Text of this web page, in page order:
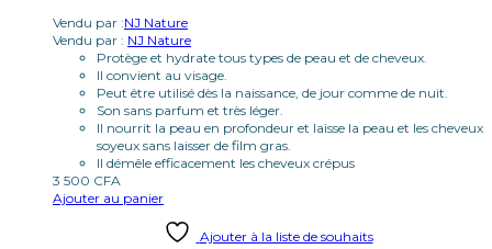
Vendu par :NJ Nature
Vendu par : NJ Nature
Protège et hydrate tous types de peau et de cheveux.
Il convient au visage.
Peut être utilisé dès la naissance, de jour comme de nuit.
Son sans parfum et très léger.
Il nourrit la peau en profondeur et laisse la peau et les cheveux
soyeux sans laisser de film gras.
Il démêle efficacement les cheveux crépus
3 500 CFA
Ajouter au panier
Ajouter à la liste de souhaits